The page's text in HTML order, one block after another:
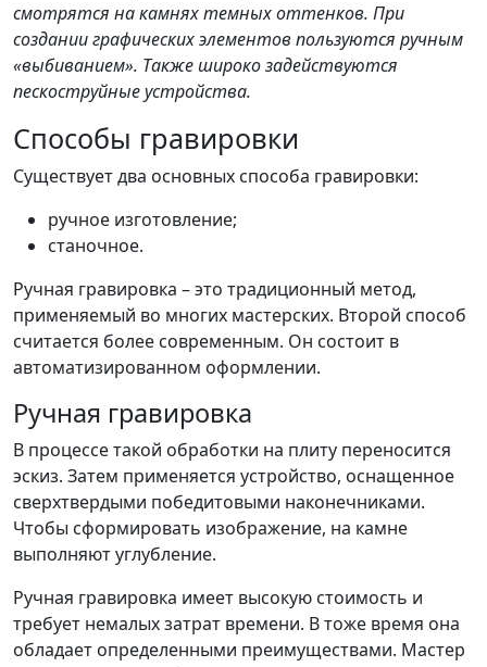
смотрятся на камнях темных оттенков. При
создании графических элементов пользуются ручным
«выбиванием». Также широко задействуются
пескоструйные устройства.
Способы гравировки
Существует два основных способа гравировки:
ручное изготовление;
станочное.
Ручная гравировка – это традиционный метод,
применяемый во многих мастерских. Второй способ
считается более современным. Он состоит в
автоматизированном оформлении.
Ручная гравировка
В процессе такой обработки на плиту переносится
эскиз. Затем применяется устройство, оснащенное
сверхтвердыми победитовыми наконечниками.
Чтобы сформировать изображение, на камне
выполняют углубление.
Ручная гравировка имеет высокую стоимость и
требует немалых затрат времени. В тоже время она
обладает определенными преимуществами. Мастер